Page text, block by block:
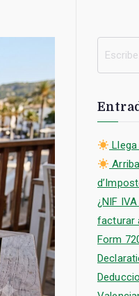
¿NIF
facturar
Form